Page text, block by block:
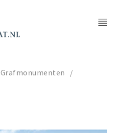
Grafmonumenten
/